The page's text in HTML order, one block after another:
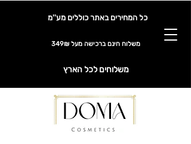
כל המחירים באתר כוללים מע''מ
משלוח חינם ברכישה מעל 349₪
משלוחים לכל הארץ